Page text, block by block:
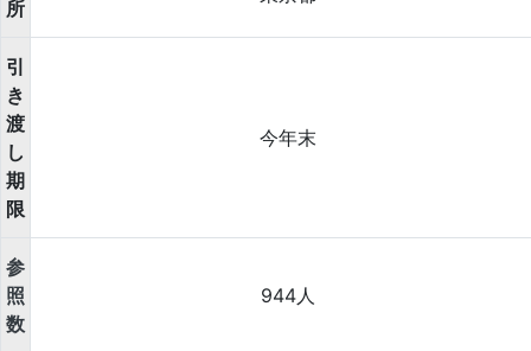
所
引
き
渡
し
期
限
今年末
参
照
数
944人